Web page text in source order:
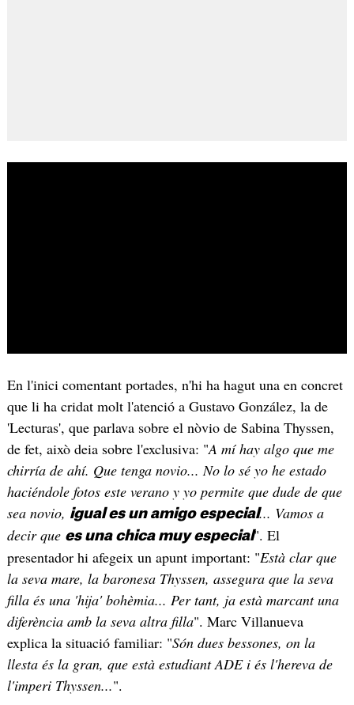
En l'inici comentant portades, n'hi ha hagut una en concret
que li ha cridat molt l'atenció a Gustavo González, la de
'Lecturas', que parlava sobre el nòvio de Sabina Thyssen,
de fet, això deia sobre l'exclusiva: "A mí hay algo que me
chirría de ahí. Que tenga novio... No lo sé yo he estado
haciéndole fotos este verano y yo permite que dude de que
sea novio, igual es un amigo especial... Vamos a
decir que es una chica muy especial". El
presentador hi afegeix un apunt important: "Està clar que
la seva mare, la baronesa Thyssen, assegura que la seva
filla és una 'hija' bohèmia... Per tant, ja està marcant una
diferència amb la seva altra filla". Marc Villanueva
explica la situació familiar: "Són dues bessones, on la
llesta és la gran, que està estudiant ADE i és l'hereva de
l'imperi Thyssen...".